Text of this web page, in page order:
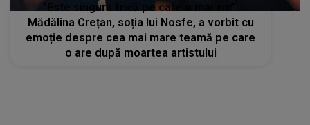
”Este singura frică pe care o mai am”.
Mădălina Crețan, soția lui Nosfe, a vorbit cu
emoție despre cea mai mare teamă pe care
o are după moartea artistului